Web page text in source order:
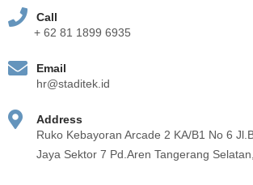
Call
+ 62 81 1899 6935
Email
hr@staditek.id
Address
Ruko Kebayoran Arcade 2 KA/B1 No 6
Jaya Sektor 7 Pd.Aren Tangerang